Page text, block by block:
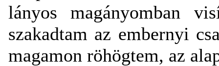
lányos magányomban
szakadtam az embernyi
magamon röhögtem, az